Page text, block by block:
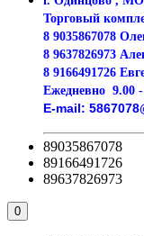
Торговый
8 9035867078
8 9637826973
8 9166491726
Ежедневно 9.00
E-mail:
89035867078
89166491726
89637826973
0